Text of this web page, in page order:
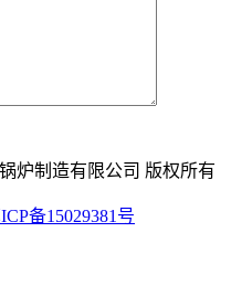
炉制造有限公司 版权所有
备15029381号